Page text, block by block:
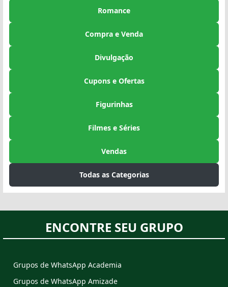
Romance
Compra e Venda
Divulgação
Cupons e Ofertas
Figurinhas
Filmes e Séries
Vendas
Todas as Categorias
ENCONTRE SEU GRUPO
Grupos de WhatsApp Academia
Grupos de WhatsApp Amizade